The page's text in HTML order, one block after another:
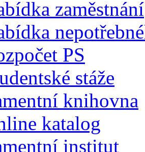
zaměstnání
PS
stáže
knihovna
katalog
institut